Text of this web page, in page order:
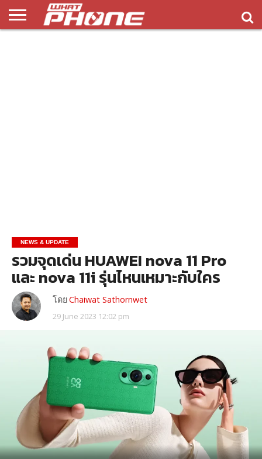
NEWS & UPDATE
รวมจุดเด่น HUAWEI nova 11 Pro
และ nova 11i รุ่นไหนเหมาะกับใคร
โดยChaiwat Sathornwet
29 June 2023 12:02 pm